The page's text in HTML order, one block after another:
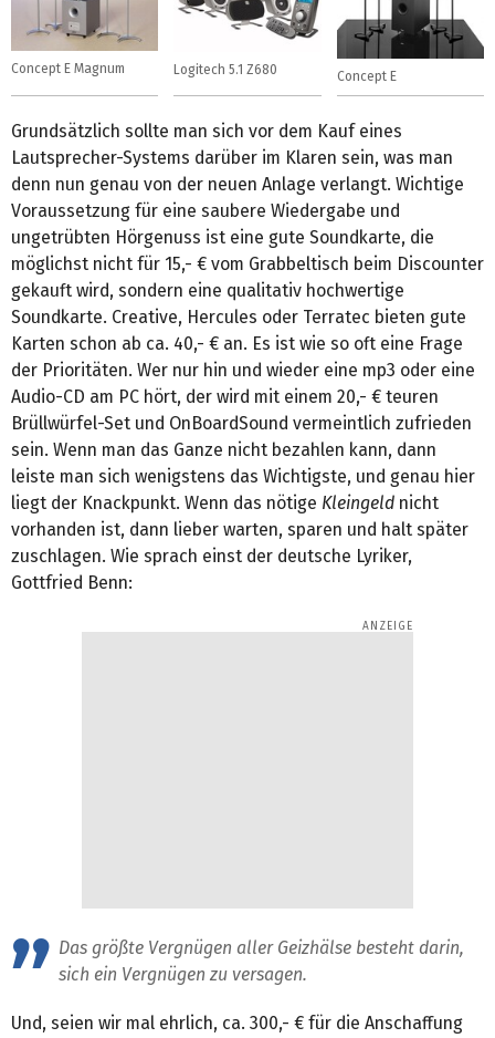
Concept E Magnum Logitech 5.1 Z680 Concept E
Grundsätzlich sollte man sich vor dem Kauf eines
Lautsprecher-Systems darüber im Klaren sein, was man
denn nun genau von der neuen Anlage verlangt. Wichtige
Voraussetzung für eine saubere Wiedergabe und
ungetrübten Hörgenuss ist eine gute Soundkarte, die
möglichst nicht für 15,- € vom Grabbeltisch beim Discounter
gekauft wird, sondern eine qualitativ hochwertige
Soundkarte. Creative, Hercules oder Terratec bieten gute
Karten schon ab ca. 40,- € an. Es ist wie so oft eine Frage
der Prioritäten. Wer nur hin und wieder eine mp3 oder eine
Audio-CD am PC hört, der wird mit einem 20,- € teuren
Brüllwürfel-Set und OnBoardSound vermeintlich zufrieden
sein. Wenn man das Ganze nicht bezahlen kann, dann
leiste man sich wenigstens das Wichtigste, und genau hier
liegt der Knackpunkt. Wenn das nötige Kleingeld nicht
vorhanden ist, dann lieber warten, sparen und halt später
zuschlagen. Wie sprach einst der deutsche Lyriker,
Gottfried Benn:
Das größte Vergnügen aller Geizhälse besteht darin,
sich ein Vergnügen zu versagen.
Und, seien wir mal ehrlich, ca. 300,- € für die Anschaffung